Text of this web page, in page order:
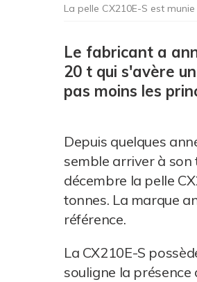
La pelle CX210E-S est
Le fabricant a
20 t qui s'avère
pas moins les
Depuis quelques
semble arriver à son
décembre la pelle
tonnes. La marque
référence.
La CX210E-S
souligne la présence